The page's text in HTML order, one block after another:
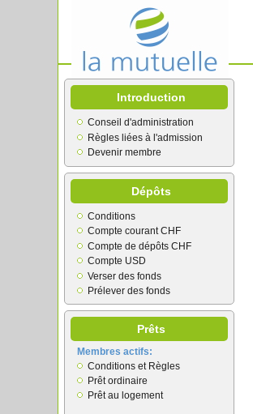
Introduction
Conseil d'administration
Règles liées à l'admission
Devenir membre
Dépôts
Conditions
Compte courant CHF
Compte de dépôts CHF
Compte USD
Verser des fonds
Prélever des fonds
Prêts
Membres actifs:
Conditions et Règles
Prêt ordinaire
Prêt au logement